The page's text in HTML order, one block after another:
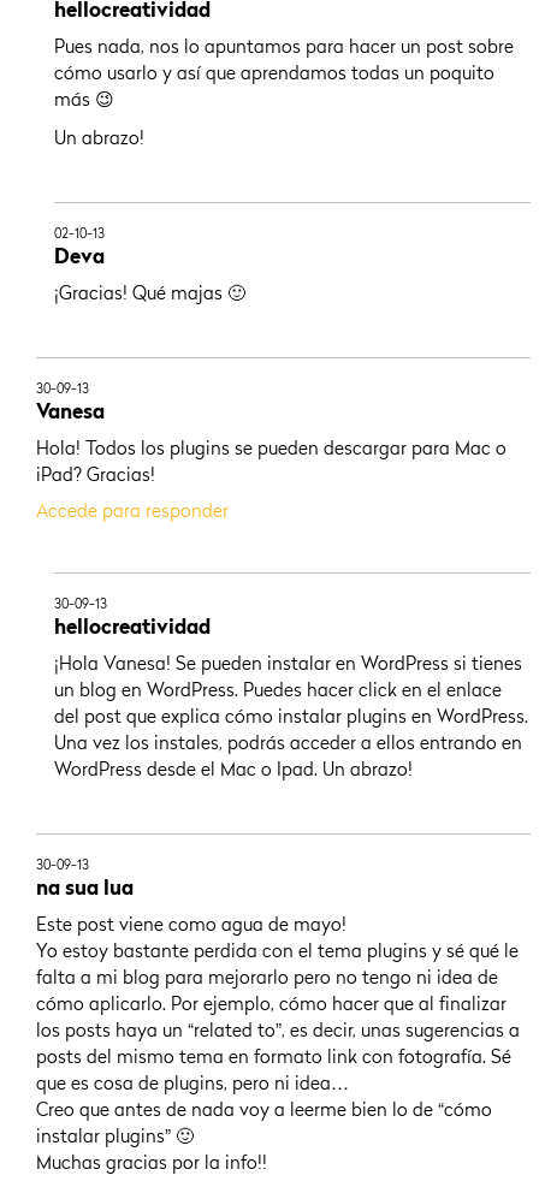
hellocreatividad
Pues nada, nos lo apuntamos para hacer un post sobre
cómo usarlo y así que aprendamos todas un poquito
más 😉
Un abrazo!
02-10-13
Deva
¡Gracias! Qué majas 🙂
30-09-13
Vanesa
Hola! Todos los plugins se pueden descargar para Mac o
iPad? Gracias!
Accede para responder
30-09-13
hellocreatividad
¡Hola Vanesa! Se pueden instalar en WordPress si tienes
un blog en WordPress. Puedes hacer click en el enlace
del post que explica cómo instalar plugins en WordPress.
Una vez los instales, podrás acceder a ellos entrando en
WordPress desde el Mac o Ipad. Un abrazo!
30-09-13
na sua lua
Este post viene como agua de mayo!
Yo estoy bastante perdida con el tema plugins y sé qué le
falta a mi blog para mejorarlo pero no tengo ni idea de
cómo aplicarlo. Por ejemplo, cómo hacer que al finalizar
los posts haya un “related to”, es decir, unas sugerencias a
posts del mismo tema en formato link con fotografía. Sé
que es cosa de plugins, pero ni idea…
Creo que antes de nada voy a leerme bien lo de “cómo
instalar plugins” 🙂
Muchas gracias por la info!!